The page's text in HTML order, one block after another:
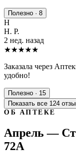
Полезно · 8
Н
Н. Р.
2 нед. назад
★★★★★
Заказала через
удобно!
Полезно · 15
Показать все 124
ОБ АПТЕКЕ
Апрель —
72А